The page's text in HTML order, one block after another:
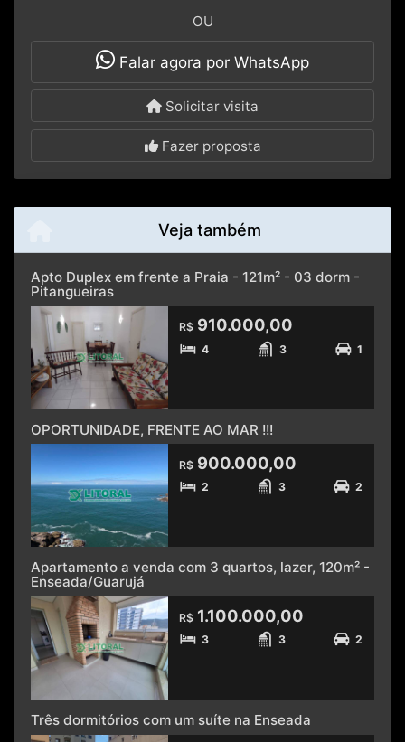
OU
Falar agora por WhatsApp
Solicitar visita
Fazer proposta
Veja também
Apto Duplex em frente a Praia - 121m² - 03 dorm -
Pitangueiras
R$ 910.000,00
4 3 1
OPORTUNIDADE, FRENTE AO MAR !!!
R$ 900.000,00
2 3 2
Apartamento a venda com 3 quartos, lazer, 120m² -
Enseada/Guarujá
R$ 1.100.000,00
3 3 2
Três dormitórios com um suíte na Enseada